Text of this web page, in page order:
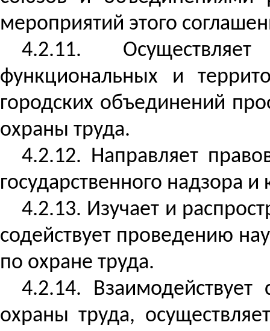
мероприятий этого
4.2.11.
функциональных и
городских объединений
охраны труда.
4.2.12. Направляет
государственного надзора и
4.2.13. Изучает и
содействует проведению
по охране труда.
4.2.14.
охраны труда,